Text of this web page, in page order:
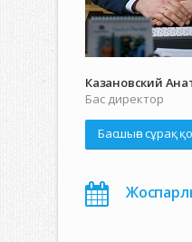
Казановский
Бас директор
Басшыға сұрақ